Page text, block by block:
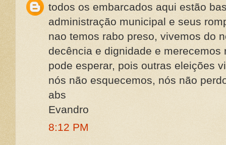
todos os embarcados aqui estão
administração municipal e seus
nao temos rabo preso, vivemos do
decência e dignidade e merecemos
pode esperar, pois outras eleições
nós não esquecemos, nós não
abs
Evandro
8:12 PM